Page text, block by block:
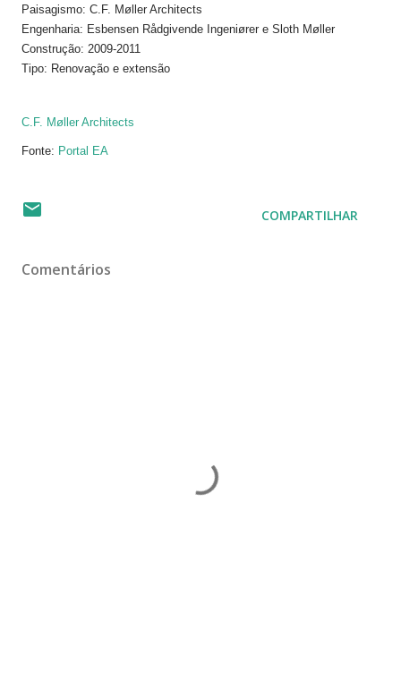
Paisagismo: C.F. Møller Architects
Engenharia: Esbensen Rådgivende Ingeniører e Sloth Møller
Construção: 2009-2011
Tipo: Renovação e extensão
C.F. Møller Architects
Fonte: Portal EA
COMPARTILHAR
Comentários